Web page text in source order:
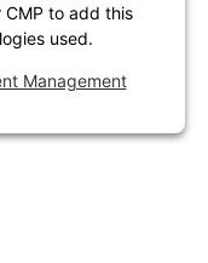
to add this
used.
Management